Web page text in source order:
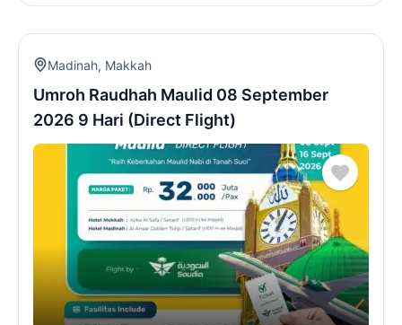
Madinah, Makkah
Umroh Raudhah Maulid 08 September
2026 9 Hari (Direct Flight)